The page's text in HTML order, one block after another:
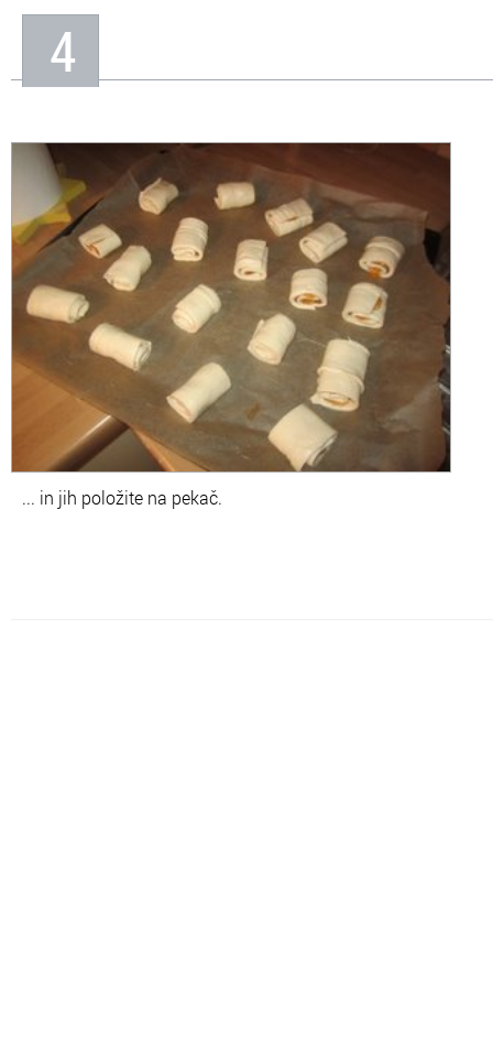
4
... in jih položite na pekač.